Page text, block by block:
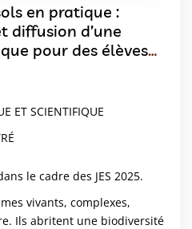
en pratique :
diffusion d’une
pour des élèves
ET SCIENTIFIQUE
le cadre des JES 2025.
vivants, complexes,
Ils abritent une biodiversité